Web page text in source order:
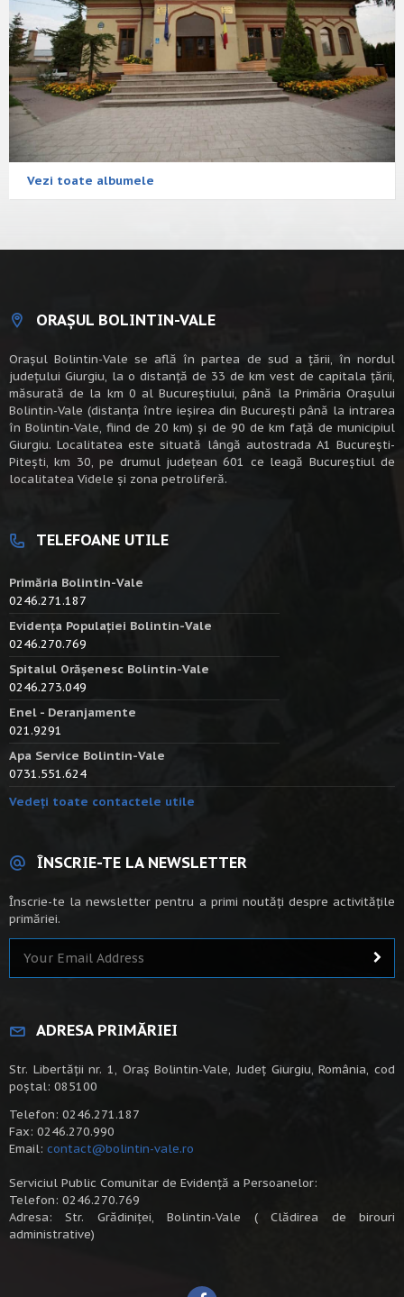
Vezi toate albumele
ORAȘUL BOLINTIN-VALE
Oraşul Bolintin-Vale se află în partea de sud a ţării, în nordul
judeţului Giurgiu, la o distanţă de 33 de km vest de capitala țării,
măsurată de la km 0 al Bucureștiului, până la Primăria Orașului
Bolintin-Vale (distanța între ieșirea din București până la intrarea
în Bolintin-Vale, fiind de 20 km) şi de 90 de km faţă de municipiul
Giurgiu. Localitatea este situată lângă autostrada A1 Bucureşti-
Piteşti, km 30, pe drumul judeţean 601 ce leagă Bucureştiul de
localitatea Videle şi zona petroliferă.
TELEFOANE UTILE
Primăria Bolintin-Vale
0246.271.187
Evidența Populației Bolintin-Vale
0246.270.769
Spitalul Orășenesc Bolintin-Vale
0246.273.049
Enel - Deranjamente
021.9291
Apa Service Bolintin-Vale
0731.551.624
Vedeți toate contactele utile
ÎNSCRIE-TE LA NEWSLETTER
Înscrie-te la newsletter pentru a primi noutăți despre activitățile
primăriei.
ADRESA PRIMĂRIEI
Str. Libertății nr. 1, Oraș Bolintin-Vale, Județ Giurgiu, România, cod
poștal: 085100
Telefon: 0246.271.187
Fax: 0246.270.990
Email: contact@bolintin-vale.ro
Serviciul Public Comunitar de Evidență a Persoanelor:
Telefon: 0246.270.769
Adresa: Str. Grădiniței, Bolintin-Vale ( Clădirea de birouri
administrative)